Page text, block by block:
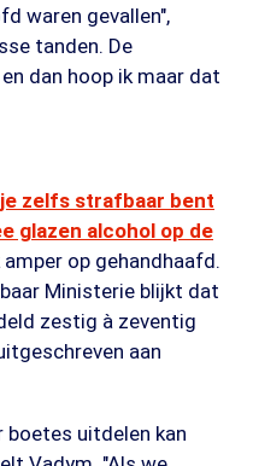
waren gevallen",
tanden. De
dan hoop ik maar dat
zelfs strafbaar bent
glazen alcohol op de
op gehandhaafd.
Ministerie blijkt dat
zestig à zeventig
aan
boetes uitdelen kan